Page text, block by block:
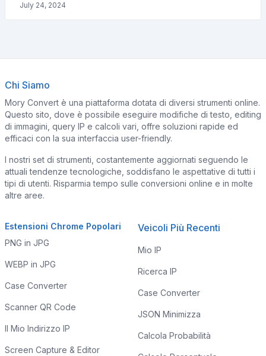
July 24, 2024
Chi Siamo
Mory Convert è una piattaforma dotata di diversi strumenti online.
Questo sito, dove è possibile eseguire modifiche di testo, editing
di immagini, query IP e calcoli vari, offre soluzioni rapide ed
efficaci con la sua interfaccia user-friendly.
I nostri set di strumenti, costantemente aggiornati seguendo le
attuali tendenze tecnologiche, soddisfano le aspettative di tutti i
tipi di utenti. Risparmia tempo sulle conversioni online e in molte
altre aree.
Estensioni Chrome Popolari
PNG in JPG
WEBP in JPG
Case Converter
Scanner QR Code
Il Mio Indirizzo IP
Screen Capture & Editor
Veicoli Più Recenti
Mio IP
Ricerca IP
Case Converter
JSON Minimizza
Calcola Probabilità